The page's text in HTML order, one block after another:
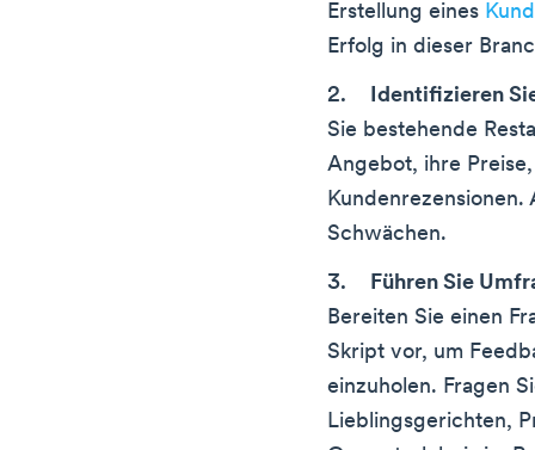
Erstellung eines
Erfolg in dieser
Identifizieren
Sie bestehende
Angebot, ihre
Kundenrezensionen.
Schwächen.
Führen Sie
Bereiten Sie einen
Skript vor, um
einzuholen. Fragen
Lieblingsgerichten,